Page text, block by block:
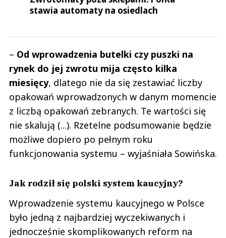
stawia automaty na osiedlach
– Od wprowadzenia butelki czy puszki na
rynek do jej zwrotu mija często kilka
miesięcy, dlatego nie da się zestawiać liczby
opakowań wprowadzonych w danym momencie
z liczbą opakowań zebranych. Te wartości się
nie skalują (...). Rzetelne podsumowanie będzie
możliwe dopiero po pełnym roku
funkcjonowania systemu – wyjaśniała Sowińska.
Jak rodził się polski system kaucyjny?
Wprowadzenie systemu kaucyjnego w Polsce
było jedną z najbardziej wyczekiwanych i
jednocześnie skomplikowanych reform na